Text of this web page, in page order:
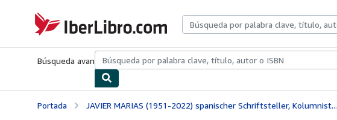
IberLibro.com
Búsqueda avanzadaColecciones Libros antiguosArte y coleccionismo
Portada JAVIER MARIAS (1951-2022) spanischer Schriftsteller, Kolumnist...